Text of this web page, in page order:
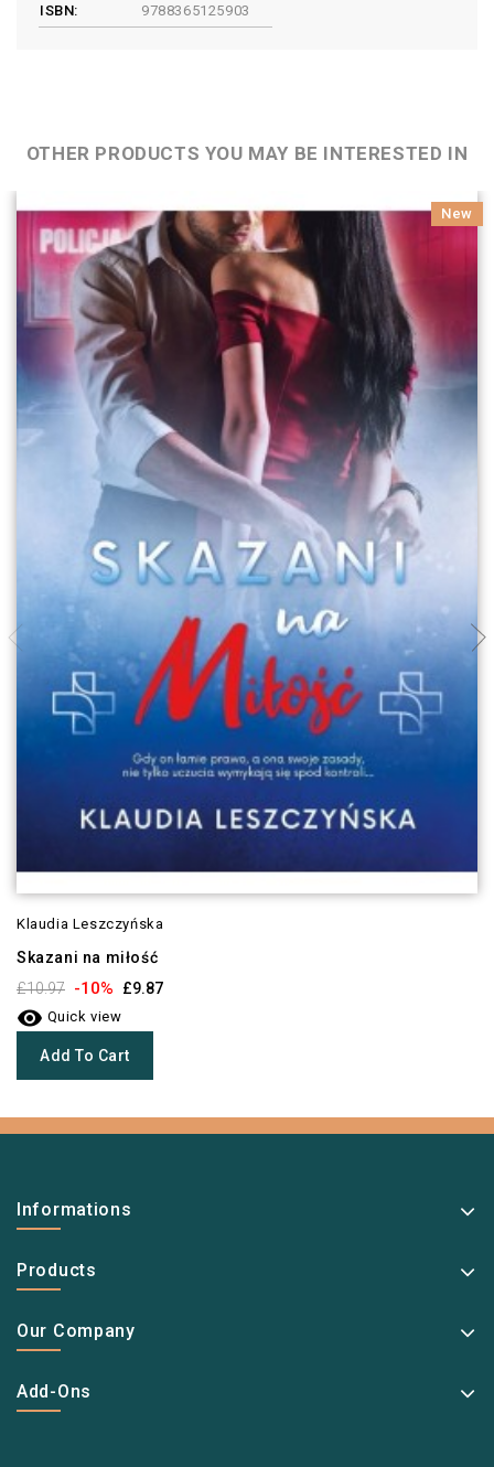
ISBN:
9788365125903
OTHER PRODUCTS YOU MAY BE INTERESTED IN
New
Klaudia Leszczyńska
Skazani na miłość
£10.97 -10% £9.87
 Quick view
Add To Cart
Informations
Products
Our Company
Add-Ons